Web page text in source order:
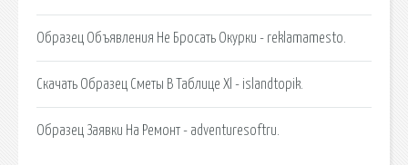
Образец Объявления Не Бросать Окурки - reklamamesto.
Скачать Образец Сметы В Таблице Xl - islandtopik.
Образец Заявки На Ремонт - adventuresoftru.